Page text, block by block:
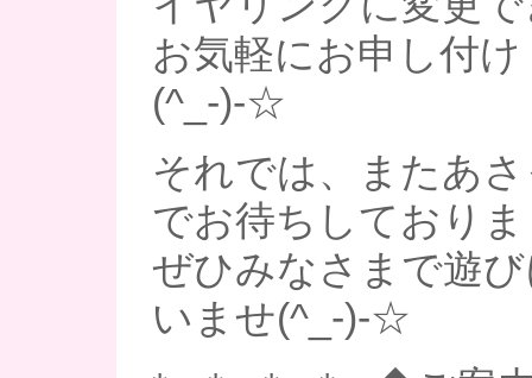
お気軽にお申し付
(^_-)-☆
それでは、またあ
でお待ちしており
ぜひみなさまで遊
いませ(^_-)-☆